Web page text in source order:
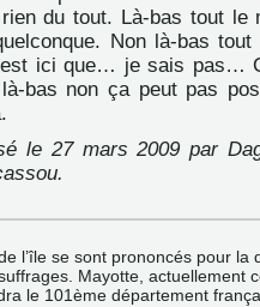
du tout. Là-bas tout le
Non là-bas
ici que… je sais pas…
bas non ça peut pas
le 27 mars 2009 par
l’île se sont prononcés pour la
Mayotte, actuellement
le 101ème département